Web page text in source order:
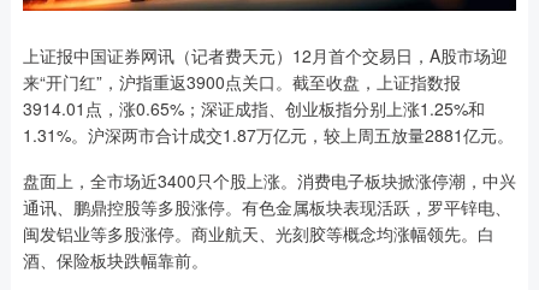
上证报中国证券网讯（记者费天元）12月首个交易日，A股市场迎
来“开门红”，沪指重返3900点关口。截至收盘，上证指数报
3914.01点，涨0.65%；深证成指、创业板指分别上涨1.25%和
1.31%。沪深两市合计成交1.87万亿元，较上周五放量2881亿元。
盘面上，全市场近3400只个股上涨。消费电子板块掀涨停潮，中兴
通讯、鹏鼎控股等多股涨停。有色金属板块表现活跃，罗平锌电、
闽发铝业等多股涨停。商业航天、光刻胶等概念均涨幅领先。白
酒、保险板块跌幅靠前。